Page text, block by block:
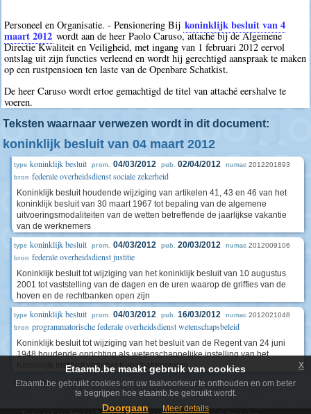
Personeel en Organisatie. - Pensionering Bij koninklijk besluit van 4
maart 2012 wordt aan de heer Paolo Caruso, attaché bij de Algemene
Directie Kwaliteit en Veiligheid, met ingang van 1 februari 2012 eervol
ontslag uit zijn functies verleend en wordt hij gerechtigd aanspraak te maken
op een rustpensioen ten laste van de Openbare Schatkist.
De heer Caruso wordt ertoe gemachtigd de titel van attaché eershalve te
voeren.
Teksten waarnaar verwezen wordt in dit document:
koninklijk besluit van 04 maart 2012
type koninklijk besluit prom. 04/03/2012 pub. 02/04/2012 numac 2012201893
bron federale overheidsdienst sociale zekerheid
Koninklijk besluit houdende wijziging van artikelen 41, 43 en 46 van het
koninklijk besluit van 30 maart 1967 tot bepaling van de algemene
uitvoeringsmodaliteiten van de wetten betreffende de jaarlijkse vakantie
van de werknemers
type koninklijk besluit prom. 04/03/2012 pub. 20/03/2012 numac 2012009106
bron federale overheidsdienst justitie
Koninklijk besluit tot wijziging van het koninklijk besluit van 10 augustus
2001 tot vaststelling van de dagen en de uren waarop de griffies van de
hoven en de rechtbanken open zijn
type koninklijk besluit prom. 04/03/2012 pub. 16/03/2012 numac 2012021048
bron programmatorische federale overheidsdienst wetenschapsbeleid
Koninklijk besluit tot wijziging van het besluit van de Regent van 24 juni
1948 houdende oprichting als wetenschappelijke instelling van het
Koninklijk Instituut voor het Kunstpatrimonium
toon meer (4)
Etaamb.be maakt gebruik van cookies
Etaamb.be gebruikt cookies om uw taalvoorkeur te onthouden en om beter
te begrijpen hoe etaamb.be gebruikt wordt.
Doorgaan Meer details
x